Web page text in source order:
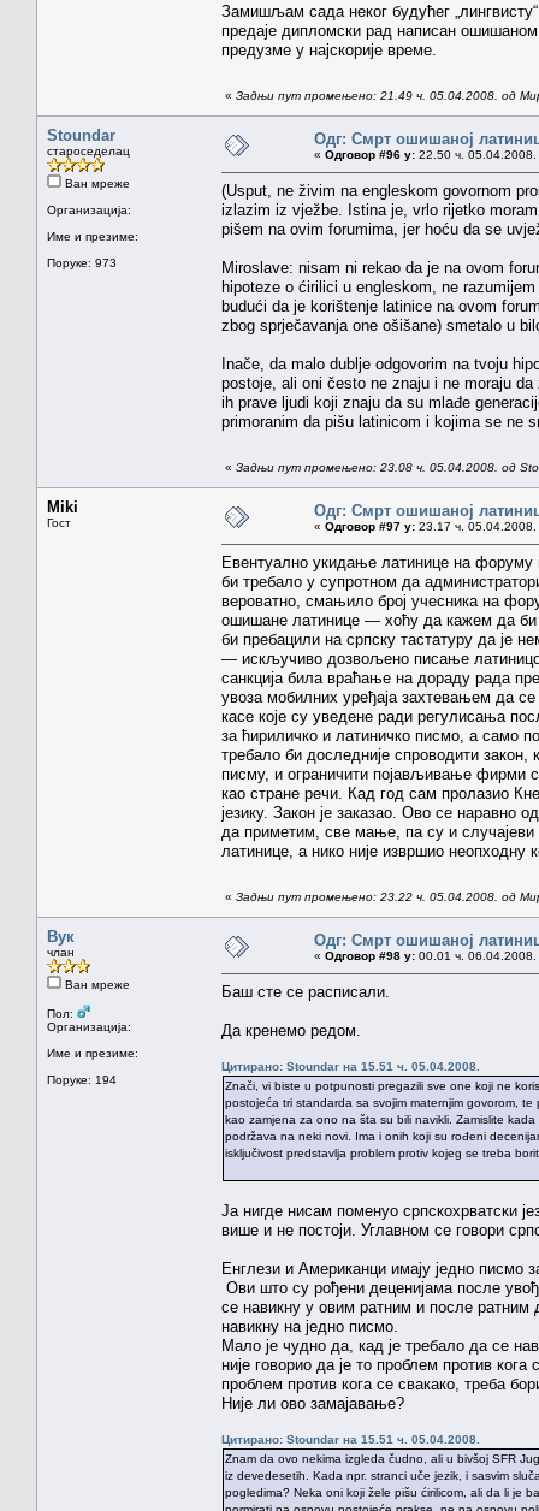
Замишљам сада неког будућег
предаје дипломски рад написан
предузме у најскорије време.
« Задњи пут промењено: 21.49 ч. 05.04.2008. од
Stoundar
староседелац
Ван мреже
Организација:
Име и презиме:
Поруке: 973
Одг: Смрт ошишаној
« Одговор #96 у: 22.50 ч. 05.04.2008.
(Usput, ne živim na engleskom govornom
izlazim iz vježbe. Istina je, vrlo rijetko
pišem na ovim forumima, jer hoću da se
Miroslave: nisam ni rekao da je na ovom
hipoteze o ćirilici u engleskom, ne
budući da je korištenje latinice na ovom
zbog sprječavanja one ošišane) smetalo u
Inače, da malo dublje odgovorim na tvoju
postoje, ali oni često ne znaju i ne moraju
ih prave ljudi koji znaju da su mlađe
primoranim da pišu latinicom i kojima se ne
« Задњи пут промењено: 23.08 ч. 05.04.2008. од
Miki
Гост
Одг: Смрт ошишаној
« Одговор #97 у: 23.17 ч. 05.04.2008.
Евентуално укидање латинице на
би требало у супротном да
вероватно, смањило број учесника на
ошишане латинице — хоћу да кажем да би
би пребацили на српску тастатуру да је
— искључиво дозвољено писање
санкција била враћање на дораду рада
увоза мобилних уређаја захтевањем да
касе које су уведене ради регулисања
за ћириличко и латиничко писмо, а само
требало би доследније спроводити
писму, и ограничити појављивање фирми
као стране речи. Кад год сам пролазио
језику. Закон је заказао. Ово се наравно
да приметим, све мање, па су и случајеви
латинице, а нико није извршио неопходну
« Задњи пут промењено: 23.22 ч. 05.04.2008. од
Вук
члан
Ван мреже
Пол:
Организација:
Име и презиме:
Поруке: 194
Одг: Смрт ошишаној
« Одговор #98 у: 00.01 ч. 06.04.2008.
Баш сте се расписали.
Да кренемо редом.
Цитирано: Stoundar на 15.51 ч. 05.04.2008.
Znači, vi biste u potpunosti pregazili sve one koji ne
postojeća tri standarda sa svojim maternjim govorom,
kao zamjena za ono na šta su bili navikli. Zamislite
podržava na neki novi. Ima i onih koji su rođeni
isključivost predstavlja problem protiv kojeg se treba
Ја нигде нисам поменуо српскохрватски
више и не постоји. Углавном се говори
Енглези и Американци имају једно писмо
Ови што су рођени деценијама после
се навикну у овим ратним и после
навикну на једно писмо.
Мало је чудно да, кад је требало да се
није говорио да је то проблем против
проблем против кога се свакако, треба
Није ли ово замајавање?
Цитирано: Stoundar на 15.51 ч. 05.04.2008.
Znam da ovo nekima izgleda čudno, ali u bivšoj SFR
iz devedesetih. Kada npr. stranci uče jezik, i sasvim
pogledima? Neka oni koji žele pišu ćirilicom, ali da li je